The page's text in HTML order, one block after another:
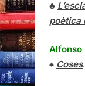
♣
poètica
Alfonso
♠ Coses.